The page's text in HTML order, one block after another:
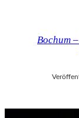
Bochum